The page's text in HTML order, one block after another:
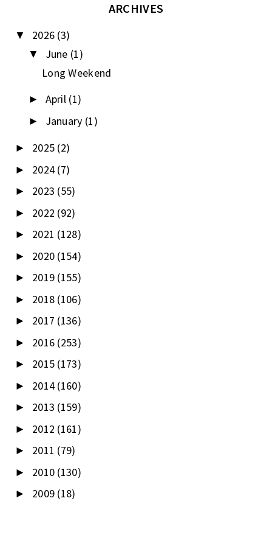
ARCHIVES
▼ 2026 (3)
▼ June (1)
Long Weekend
► April (1)
► January (1)
► 2025 (2)
► 2024 (7)
► 2023 (55)
► 2022 (92)
► 2021 (128)
► 2020 (154)
► 2019 (155)
► 2018 (106)
► 2017 (136)
► 2016 (253)
► 2015 (173)
► 2014 (160)
► 2013 (159)
► 2012 (161)
► 2011 (79)
► 2010 (130)
► 2009 (18)